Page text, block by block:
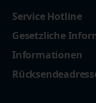
Service Hotline
Gesetzliche
Informationen